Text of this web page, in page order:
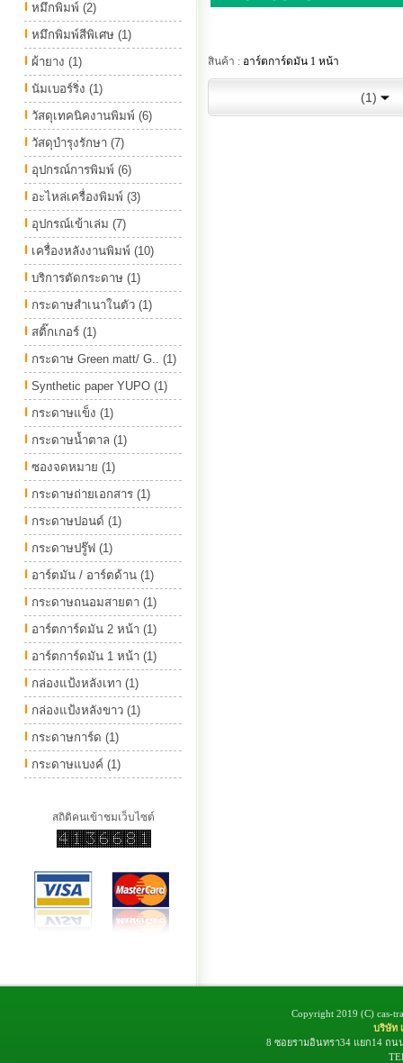
หมึกพิมพ์ (2)
หมึกพิมพ์สีพิเศษ (1)
ผ้ายาง (1)
นัมเบอร์ริ่ง (1)
วัสดุเทคนิคงานพิมพ์ (6)
วัสดุบำรุงรักษา (7)
อุปกรณ์การพิมพ์ (6)
อะไหล่เครื่องพิมพ์ (3)
อุปกรณ์เข้าเล่ม (7)
เครื่องหลังงานพิมพ์ (10)
บริการตัดกระดาษ (1)
กระดาษสำเนาในตัว (1)
สติ๊กเกอร์ (1)
กระดาษ Green matt/ G.. (1)
Synthetic paper YUPO (1)
กระดาษแข็ง (1)
กระดาษน้ำตาล (1)
ซองจดหมาย (1)
กระดาษถ่ายเอกสาร (1)
กระดาษปอนด์ (1)
กระดาษปรู๊ฟ (1)
อาร์ตมัน / อาร์ตด้าน (1)
กระดาษถนอมสายตา (1)
อาร์ตการ์ดมัน 2 หน้า (1)
อาร์ตการ์ดมัน 1 หน้า (1)
กล่องแป้งหลังเทา (1)
กล่องแป้งหลังขาว (1)
กระดาษการ์ด (1)
กระดาษแบงค์ (1)
สถิติคนเข้าชมเว็บไซต์
สินค้า : อาร์ตการ์ดมัน 1 หน้า
(1)
Copyright 2019 (C) cas-
บริษัท
8 ซอยรามอินทรา34 แยก14 ถน